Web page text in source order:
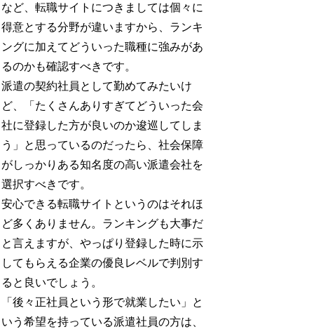
など、転職サイトにつきましては個々に
得意とする分野が違いますから、ランキ
ングに加えてどういった職種に強みがあ
るのかも確認すべきです。
派遣の契約社員として勤めてみたいけ
ど、「たくさんありすぎてどういった会
社に登録した方が良いのか逡巡してしま
う」と思っているのだったら、社会保障
がしっかりある知名度の高い派遣会社を
選択すべきです。
安心できる転職サイトというのはそれほ
ど多くありません。ランキングも大事だ
と言えますが、やっぱり登録した時に示
してもらえる企業の優良レベルで判別す
ると良いでしょう。
「後々正社員という形で就業したい」と
いう希望を持っている派遣社員の方は、